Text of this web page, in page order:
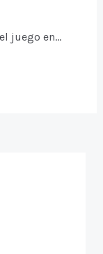
juego en…